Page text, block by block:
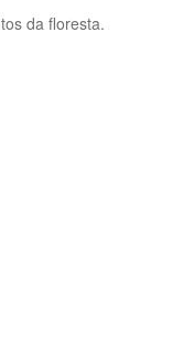
da floresta.